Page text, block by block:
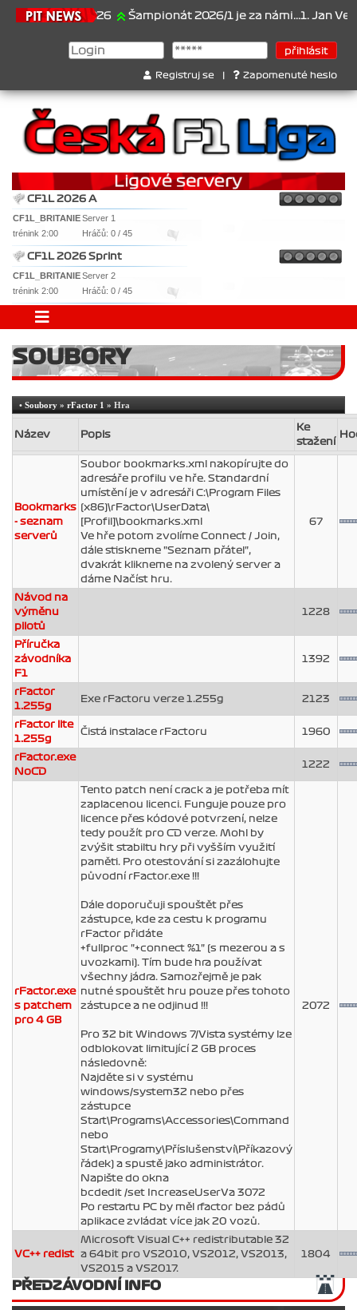
21.6.2026 Šampionát 2026/1 je za námi...1. Jan
Registruj se Zapomenuté heslo
CF1L 2026 A
CF1L_BRITANIEServer 1
trénink 2:00
Hráčů: 0 / 45
CF1L 2026 Sprint
CF1L_BRITANIEServer 2
trénink 2:00
Hráčů: 0 / 45
SOUBORY
• Soubory » rFactor 1 » Hra
Název Popis
Ke
stažení
Bookmarks
- seznam
serverů
Soubor bookmarks.xml nakopírujte do
adresáře profilu ve hře. Standardní
umístění je v adresáři C:\Program Files
(x86)\rFactor\UserData\
[Profil]\bookmarks.xml
Ve hře potom zvolíme Connect / Join,
dále stiskneme "Seznam přátel",
dvakrát klikneme na zvolený server a
dáme Načíst hru.
67
Návod na
výměnu
pilotů
1228
Příručka
závodníka
F1
1392
rFactor
1.255g
Exe rFactoru verze 1.255g 2123
rFactor lite
1.255g
Čistá instalace rFactoru 1960
rFactor.exe
NoCD
1222
rFactor.exe
s patchem
pro 4 GB
Tento patch není crack a je potřeba mít
zaplacenou licenci. Funguje pouze pro
licence přes kódové potvrzení, nelze
tedy použít pro CD verze. Mohl by
zvýšit stabiltu hry při vyšším využití
paměti. Pro otestování si zazálohujte
původní rFactor.exe !!!
Dále doporučuji spouštět přes
zástupce, kde za cestu k programu
rFactor přidáte
+fullproc "+connect %1" (s mezerou a s
uvozkami). Tím bude hra používat
všechny jádra. Samozřejmě je pak
nutné spouštět hru pouze přes tohoto
zástupce a ne odjinud !!!
Pro 32 bit Windows 7/Vista systémy lze
odblokovat limitující 2 GB proces
následovně:
Najděte si v systému
windows/system32 nebo přes
zástupce
Start\Programs\Accessories\Command
nebo
Start\Programy\Příslušenství\Příkazový
řádek) a spustě jako administrátor.
Napište do okna
bcdedit /set IncreaseUserVa 3072
Po restartu PC by měl rfactor bez pádů
aplikace zvládat více jak 20 vozů.
2072
VC++ redist
Microsoft Visual C++ redistributable 32
a 64bit pro VS2010, VS2012, VS2013,
VS2015 a VS2017.
1804
PŘEDZÁVODNÍ INFO